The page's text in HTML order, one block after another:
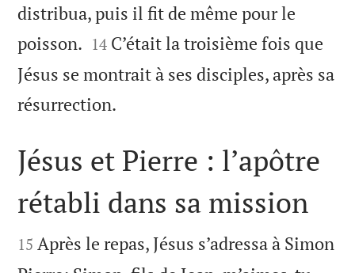
distribua, puis il fit de même pour le
poisson. 

14 C’était la troisième fois que
Jésus se montrait à ses disciples, après sa
résurrection.

Jésus et Pierre : l’apôtre
rétabli dans sa mission

15 Après le repas, Jésus s’adressa à Simon